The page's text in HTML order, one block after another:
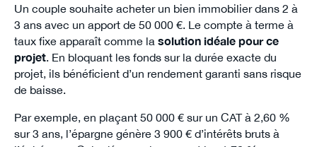
Un couple souhaite acheter un bien immobilier dans 2 à
3 ans avec un apport de 50 000 €. Le compte à terme à
taux fixe apparaît comme la solution idéale pour ce
projet. En bloquant les fonds sur la durée exacte du
projet, ils bénéficient d’un rendement garanti sans risque
de baisse.
Par exemple, en plaçant 50 000 € sur un CAT à 2,60 %
sur 3 ans, l’épargne génère 3 900 € d’intérêts bruts à